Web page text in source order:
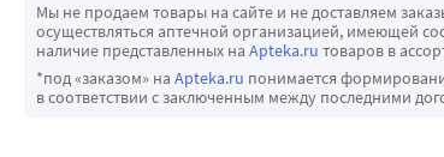
Мы не продаем товары на сайте и не доставляем
осуществляться аптечной организацией, имеющей
наличие представленных на Apteka.ru товаров в
*под «заказом» на Apteka.ru понимается
в соответствии с заключенным между последними